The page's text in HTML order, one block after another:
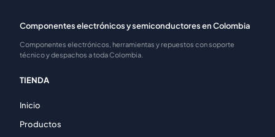
Componentes electrónicos y semiconductores en Colombia
Componentes electrónicos, herramientas y repuestos con soporte
técnico y despachos a toda Colombia.
TIENDA
Inicio
Productos